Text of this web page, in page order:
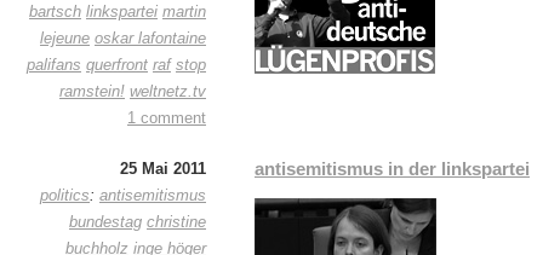
bartsch linkspartei martin
lejeune oskar lafontaine
palifans querfront raf stop
ramstein! weltnetz.tv
1 comment
25 Mai 2011
politics: antisemitismus
bundestag christine
buchholz inge höger
antisemitismus in der linkspartei